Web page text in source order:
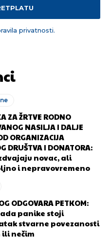
privatnosti.
ZA ŽRTVE RODNO
NASILJA I DALJE
ORGANIZACIJA
DRUŠTVA I DONATORA:
novac, ali
i nepravovremeno
ODGOVARA PETKOM:
panike stoji
stvarne povezanosti
ili nečim